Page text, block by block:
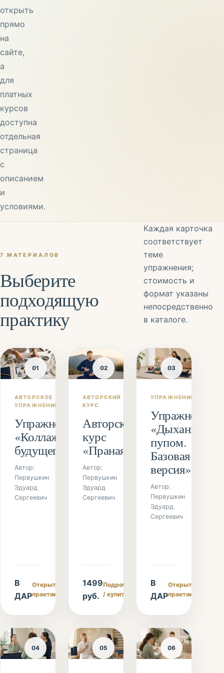
открыть
прямо
на
сайте,
а
для
платных
курсов
доступна
отдельная
страница
с
описанием
и
условиями.
7 МАТЕРИАЛОВ
Выберите
подходящую
практику
Каждая карточка
соответствует
теме
упражнения;
стоимость и
формат указаны
непосредственно
в каталоге.
01
АВТОРСКОЕ
УПРАЖНЕНИЕ
Упражнение
«Коллаж
будущего»
Автор:
Первушкин
Эдуард
Сергеевич
В
ДАР
Открыть
практику
02
АВТОРСКИЙ
КУРС
Авторский
курс
«Пранаяма»
Автор:
Первушкин
Эдуард
Сергеевич
1499
руб.
Подробнее
/ купить
03
УПРАЖНЕНИЕ
Упражнение
«Дыхание
пупом.
Базовая
версия»
Автор:
Первушкин
Эдуард
Сергеевич
В
ДАР
Открыть
практику
04 05 06